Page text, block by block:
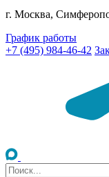
г. Москва,
График работы
+7 (495) 984-46-42